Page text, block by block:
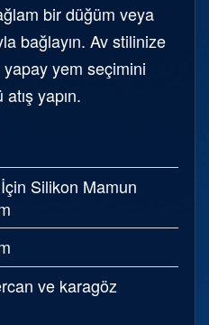
bir düğüm veya
bağlayın. Av stilinize
yem seçimini
yapın.
Silikon Mamun
ve karagöz